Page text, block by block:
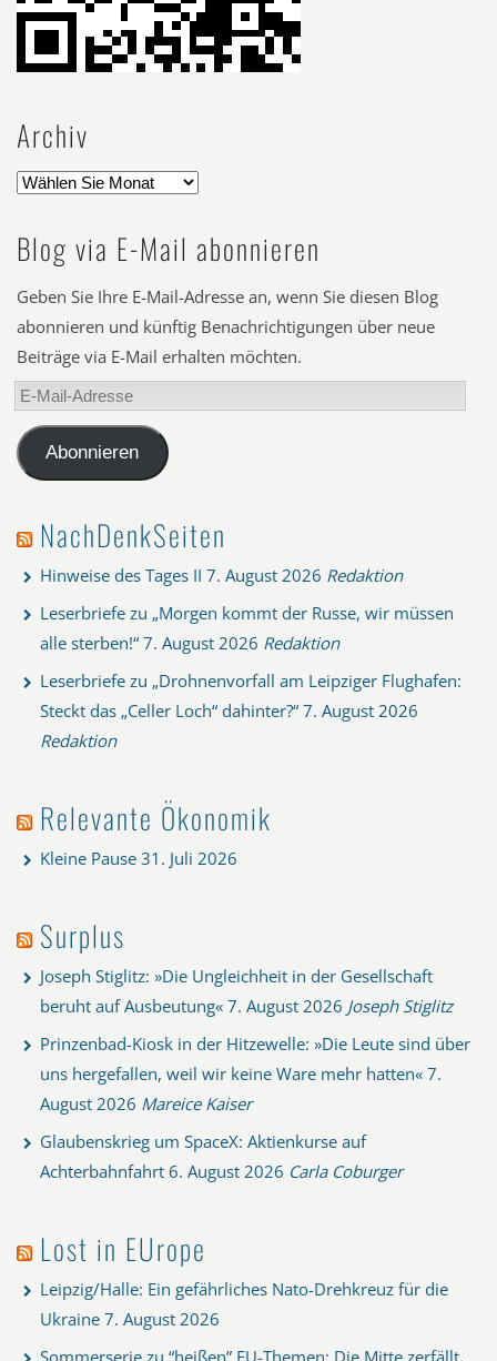
Archiv
Blog via E-Mail abonnieren
Geben Sie Ihre E-Mail-Adresse an, wenn Sie diesen Blog
abonnieren und künftig Benachrichtigungen über neue
Beiträge via E-Mail erhalten möchten.
E-
Mail-
AdresseAbonnieren
NachDenkSeiten
Hinweise des Tages II 7. August 2026 Redaktion
Leserbriefe zu „Morgen kommt der Russe, wir müssen
alle sterben!“ 7. August 2026 Redaktion
Leserbriefe zu „Drohnenvorfall am Leipziger Flughafen:
Steckt das „Celler Loch“ dahinter?“ 7. August 2026
Redaktion
Relevante Ökonomik
Kleine Pause 31. Juli 2026
Surplus
Joseph Stiglitz: »Die Ungleichheit in der Gesellschaft
beruht auf Ausbeutung« 7. August 2026 Joseph Stiglitz
Prinzenbad-Kiosk in der Hitzewelle: »Die Leute sind über
uns hergefallen, weil wir keine Ware mehr hatten« 7.
August 2026 Mareice Kaiser
Glaubenskrieg um SpaceX: Aktienkurse auf
Achterbahnfahrt 6. August 2026 Carla Coburger
Lost in EUrope
Leipzig/Halle: Ein gefährliches Nato-Drehkreuz für die
Ukraine 7. August 2026